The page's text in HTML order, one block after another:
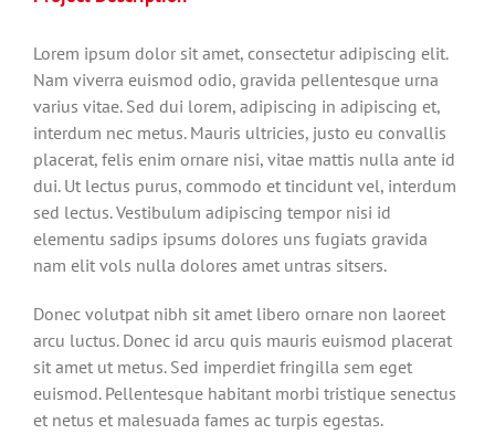
Lorem ipsum dolor sit amet, consectetur adipiscing elit.
Nam viverra euismod odio, gravida pellentesque urna
varius vitae. Sed dui lorem, adipiscing in adipiscing et,
interdum nec metus. Mauris ultricies, justo eu convallis
placerat, felis enim ornare nisi, vitae mattis nulla ante id
dui. Ut lectus purus, commodo et tincidunt vel, interdum
sed lectus. Vestibulum adipiscing tempor nisi id
elementu sadips ipsums dolores uns fugiats gravida
nam elit vols nulla dolores amet untras sitsers.
Donec volutpat nibh sit amet libero ornare non laoreet
arcu luctus. Donec id arcu quis mauris euismod placerat
sit amet ut metus. Sed imperdiet fringilla sem eget
euismod. Pellentesque habitant morbi tristique senectus
et netus et malesuada fames ac turpis egestas.